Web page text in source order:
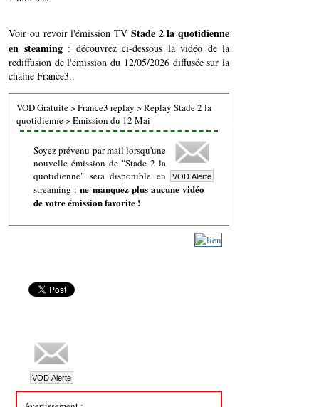
Voir ou revoir l'émission TV Stade 2 la quotidienne
en steaming: découvrez ci-dessous la vidéo de la
rediffusion de l'émission du 12/05/2026 diffusée sur la
chaine France3..
VOD Gratuite>France3 replay >Replay Stade 2 la
quotidienne>Emission du 12 Mai
Soyez prévenu par mail lorsqu'une
nouvelle émission de "Stade 2 la
quotidienne" sera disponible en
streaming :ne manquez plus aucune vidéo
de votre émission favorite !